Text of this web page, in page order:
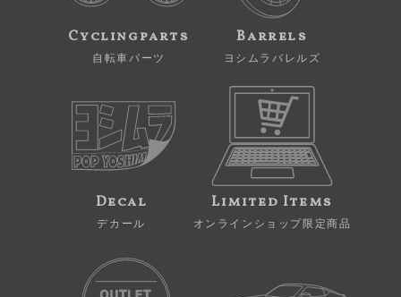
Cyclingparts
自転車パーツ
Barrels
ヨシムラバレルズ
Decal
デカール
Limited Items
オンラインショップ限定商品